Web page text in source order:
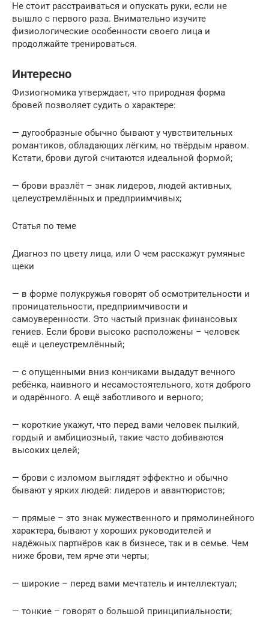
Не стоит расстраиваться и опускать руки, если не
вышло с первого раза. Внимательно изучите
физиологические особенности своего лица и
продолжайте тренироваться.
Интересно
Физиогномика утверждает, что природная форма
бровей позволяет судить о характере:
— дугообразные обычно бывают у чувствительных
романтиков, обладающих лёгким, но твёрдым нравом.
Кстати, брови дугой считаются идеальной формой;
— брови вразлёт – знак лидеров, людей активных,
целеустремлённых и предприимчивых;
Статья по теме
Диагноз по цвету лица, или О чем расскажут румяные
щеки
— в форме полукружья говорят об осмотрительности и
проницательности, предприимчивости и
самоуверенности. Это частый признак финансовых
гениев. Если брови высоко расположены – человек
ещё и целеустремлённый;
— с опущенными вниз кончиками выдадут вечного
ребёнка, наивного и несамостоятельного, хотя доброго
и одарённого. А ещё заботливого и верного;
— короткие укажут, что перед вами человек пылкий,
гордый и амбициозный, такие часто добиваются
высоких целей;
— брови с изломом выглядят эффектно и обычно
бывают у ярких людей: лидеров и авантюристов;
— прямые – это знак мужественного и прямолинейного
характера, бывают у хороших руководителей и
надёжных партнёров как в бизнесе, так и в семье. Чем
ниже брови, тем ярче эти черты;
— широкие – перед вами мечтатель и интеллектуал;
— тонкие – говорят о большой принципиальности;